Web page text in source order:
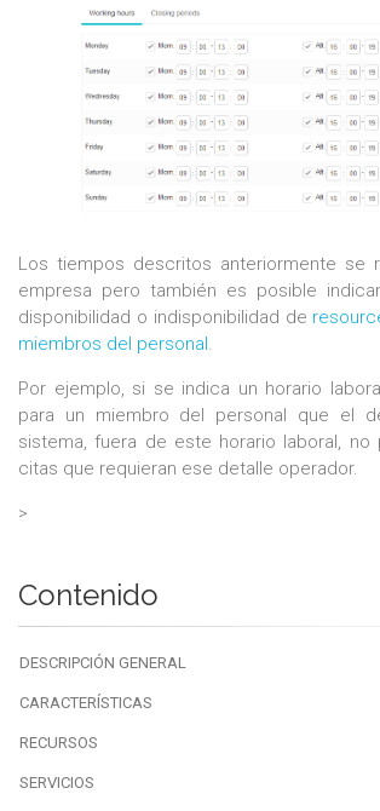
Los tiempos descritos anteriormente se
empresa pero también es posible
disponibilidad o indisponibilidad de
miembros del personal.
Por ejemplo, si se indica un horario
para un miembro del personal que el
sistema, fuera de este horario laboral, no
citas que requieran ese detalle operador.
>
Contenido
DESCRIPCIÓN GENERAL
CARACTERÍSTICAS
RECURSOS
SERVICIOS